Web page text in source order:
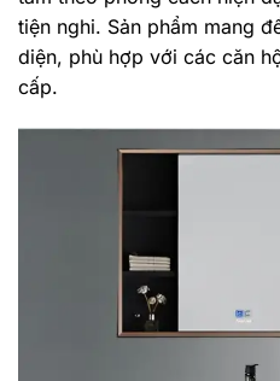
tiện nghi. Sản phẩm mang
diện, phù hợp với các căn
cấp.